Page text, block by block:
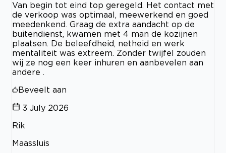
Van begin tot eind top geregeld. Het contact met
de verkoop was optimaal, meewerkend en goed
meedenkend. Graag de extra aandacht op de
buitendienst, kwamen met 4 man de kozijnen
plaatsen. De beleefdheid, netheid en werk
mentaliteit was extreem. Zonder twijfel zouden
wij ze nog een keer inhuren en aanbevelen aan
andere .
Beveelt aan
3 July 2026
Rik
Maassluis